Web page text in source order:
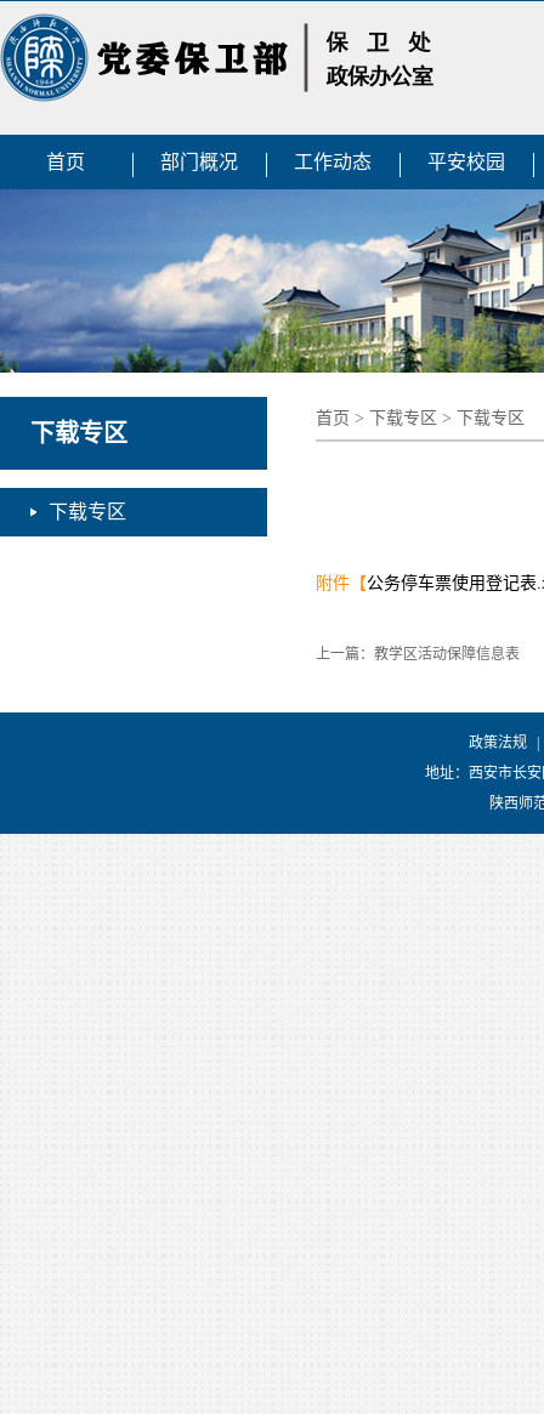
首页 部门概况 工作动态 平安校园
下载专区
下载专区
首页 > 下载专区 > 下载专区
附件【公务停车票使用登记表
上一篇：教学区活动保障信息表
政策法规
地址：西安市长
陕西师